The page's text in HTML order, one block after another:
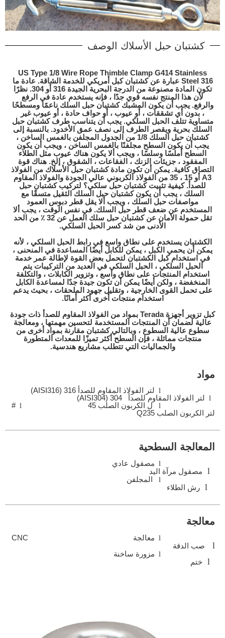
كشتبان حبل الأسلاك الوصف
US Type 1/8 Wire Rope Thimble Clamp G414 Stainless
Steel 316 عبارة عن كشتبان كبل أمريكي للخدمة الشاقة. عادة ما
تكون المادة مصنوعة من الدرجة البحرية الجيدة 316 أو 304. نظرًا
لأن هذا المنتج نفسه قوي جدًا ، فإنه يستخدم عادة في الرفع
والرفع. يجب أن يكون المشبك كشتبان حبل السلك ناعمًا ومسطحًا
، بدون أي تشققات ، أو عيوب ، أو حواف حادة ، أو عيوب غير
متساوية تتلف الحبل السلكي. يجب أن يتناسب طرف كشتبان حبل
السلك بحرية ويقصر الطرف إلى نصف عمق الأخدود. بالنسبة إلى
كشتبان حبل السلك 1/8 من الجدول المجلفن بالغمس الساخن ،
يجب أن يكون السطح مجلفنًا بالغمس الساخن ، ويجب أن يكون
السطح أملسًا وسلسًا ، ويجب ألا يكون هناك عيوب مثل الطلاء
المفقود ، جزيئات الزنك ، الفقاعات ، الشقوق ، إلخ. هناك قوة
التصاق كافية. يمكن أن تكون مادة كشتبان حبل الأسلاك من الفولاذ
A3 أو 15 ، 35 من الفولاذ الكربوني عالي الجودة والفولاذ المقاوم
للصدأ. كيفية تثبيت كشتبان حبل سلكي؟ لتركيب كشتبان حبل
السلك ، يجب أن يكون كشتبان حبل السلك الثقيل متسقًا مع
مواصفات حبل السلك ، ويجب ألا يقل قطر دبوس العمود
المستخدم عن ضعف قطر حبل السلك. في نفس الوقت ، يجب ألا
تقل حمولة الأمان عن كشتبان حبل سلك العمل عن 32 ٪ من الحد
الأدنى من شد كسر الحبل السلكي.
الكشتبان يستخدم على نطاق واسع في رابط الحبل السلكي ، لأنه
يمكن أن يحمي الكبل ، يمكن للكابل أيضًا المساعدة في المنحنى ،
في استخدام كبل الكشتبان لتحمل بعض القوة لإطالة عمر خدمة
الحبل السلكي ، الحبل السلكي في العديد من التركيبات يتم
استخدام المنتجات على نطاق واسع ، وتزوير الكابلات ، والتكلفة
المنخفضة ، ولكن أيضًا يمكن أن تكون جيدة جدًا لمساعدة الكابل
على تحمل القوى الخارجية ، وتقليل جهود الملحقات ، بحيث يدعم
استخدام منتجات أخرى أكثر أمانًا.
كبل تزوير أجهزة Terada بمواد من الفولاذ المقاوم للصدأ ذات جودة
عالية لضمان أن المنتجات المستخدمة لتحسين مهمتها ، ومعالجة
سطوع عالية السطوع ، وبالتالي كشتبان مقارنة بمواد أخرى من
منتجات مماثلة ، فإن السطح أكثر تميزًا للمعدات المتطورة
والجماليات التي تتطلب مشاريع هندسية.
مواد
l لتر الفولاذ المقاوم للصدأ 316 (AISI316)
l لتر الفولاذ المقاوم للصدأ
304 (AISI304)
l
ل الكربون الصلب 45 l
#
لتر الكربون الصلب Q235
المعالجة السطحية
l مصقول عادي
l
مصقول مرآة اليد
l
المجلفن
l رش الطلاء
معالجة
l معالجة CNC
l
صب الدقة
l مزورة ساخنة
l ختم